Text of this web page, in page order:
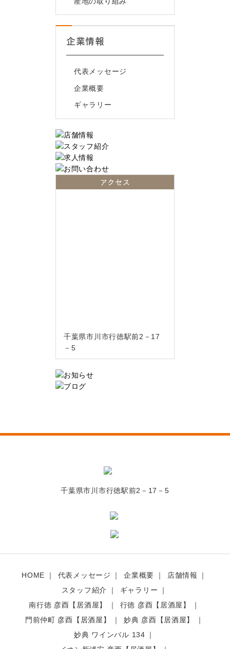
企業情報
代表メッセージ
企業概要
ギャラリー
アクセス
千葉県市川市行徳駅前2－17
－5
千葉県市川市行徳駅前2－17－5
HOME 代表メッセージ 企業概要
店舗情報
スタッフ紹介
ギャラリー
南行徳 彦酉【居酒屋】
行徳 彦酉【居酒屋】
門前仲町 彦酉【居酒屋】
妙典 彦酉【居酒屋】
妙典 ワインバル 134